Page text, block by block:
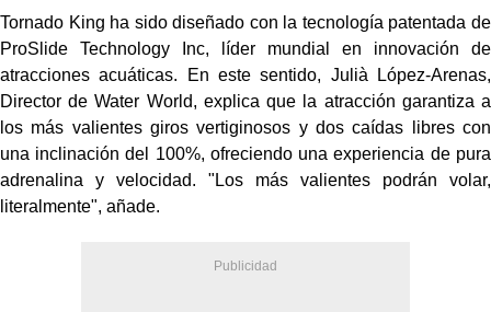
Tornado King ha sido diseñado con la tecnología patentada de
ProSlide Technology Inc, líder mundial en innovación de
atracciones acuáticas. En este sentido, Julià López-Arenas,
Director de Water World, explica que la atracción garantiza a
los más valientes giros vertiginosos y dos caídas libres con
una inclinación del 100%, ofreciendo una experiencia de pura
adrenalina y velocidad. "Los más valientes podrán volar,
literalmente", añade.